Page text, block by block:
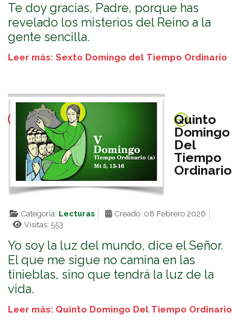
Te doy gracias, Padre, porque has
revelado los misterios del Reino a la
gente sencilla.
Leer más: Sexto Domingo del Tiempo Ordinario
Quinto
Domingo
Del
Tiempo
Ordinario
Categoría: Lecturas
Creado: 08 Febrero 2026
Visitas: 553
Yo soy la luz del mundo, dice el Señor.
El que me sigue no camina en las
tinieblas, sino que tendrá la luz de la
vida.
Leer más: Quinto Domingo Del Tiempo Ordinario